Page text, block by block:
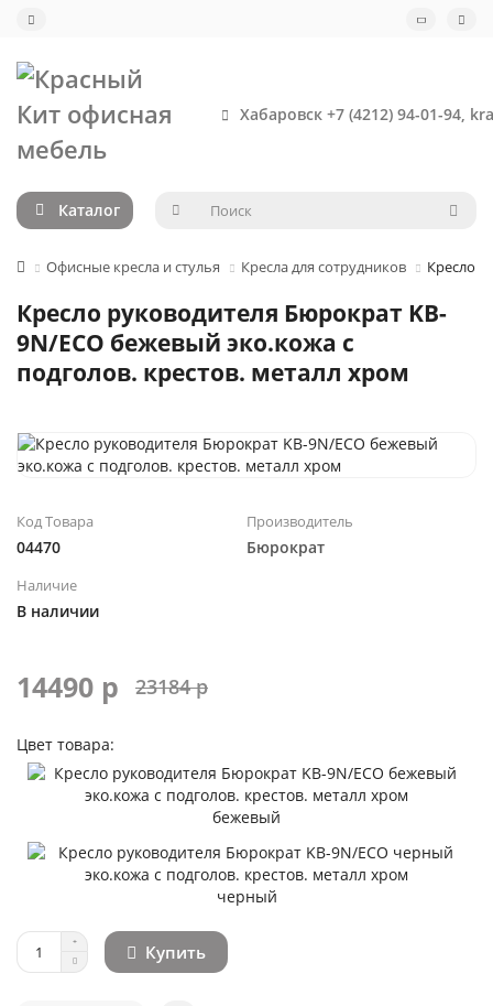
Хабаровск +7 (4212) 94-01-94,
Каталог
Офисные кресла и стулья Кресла для сотрудников Кресло
Кресло руководителя Бюрократ KB-
9N/ECO бежевый эко.кожа с
подголов. крестов. металл хром
Код Товара
04470
Производитель
Бюрократ
Наличие
В наличии
14490 р 23184 р
Цвет товара:
бежевый
черный
Купить